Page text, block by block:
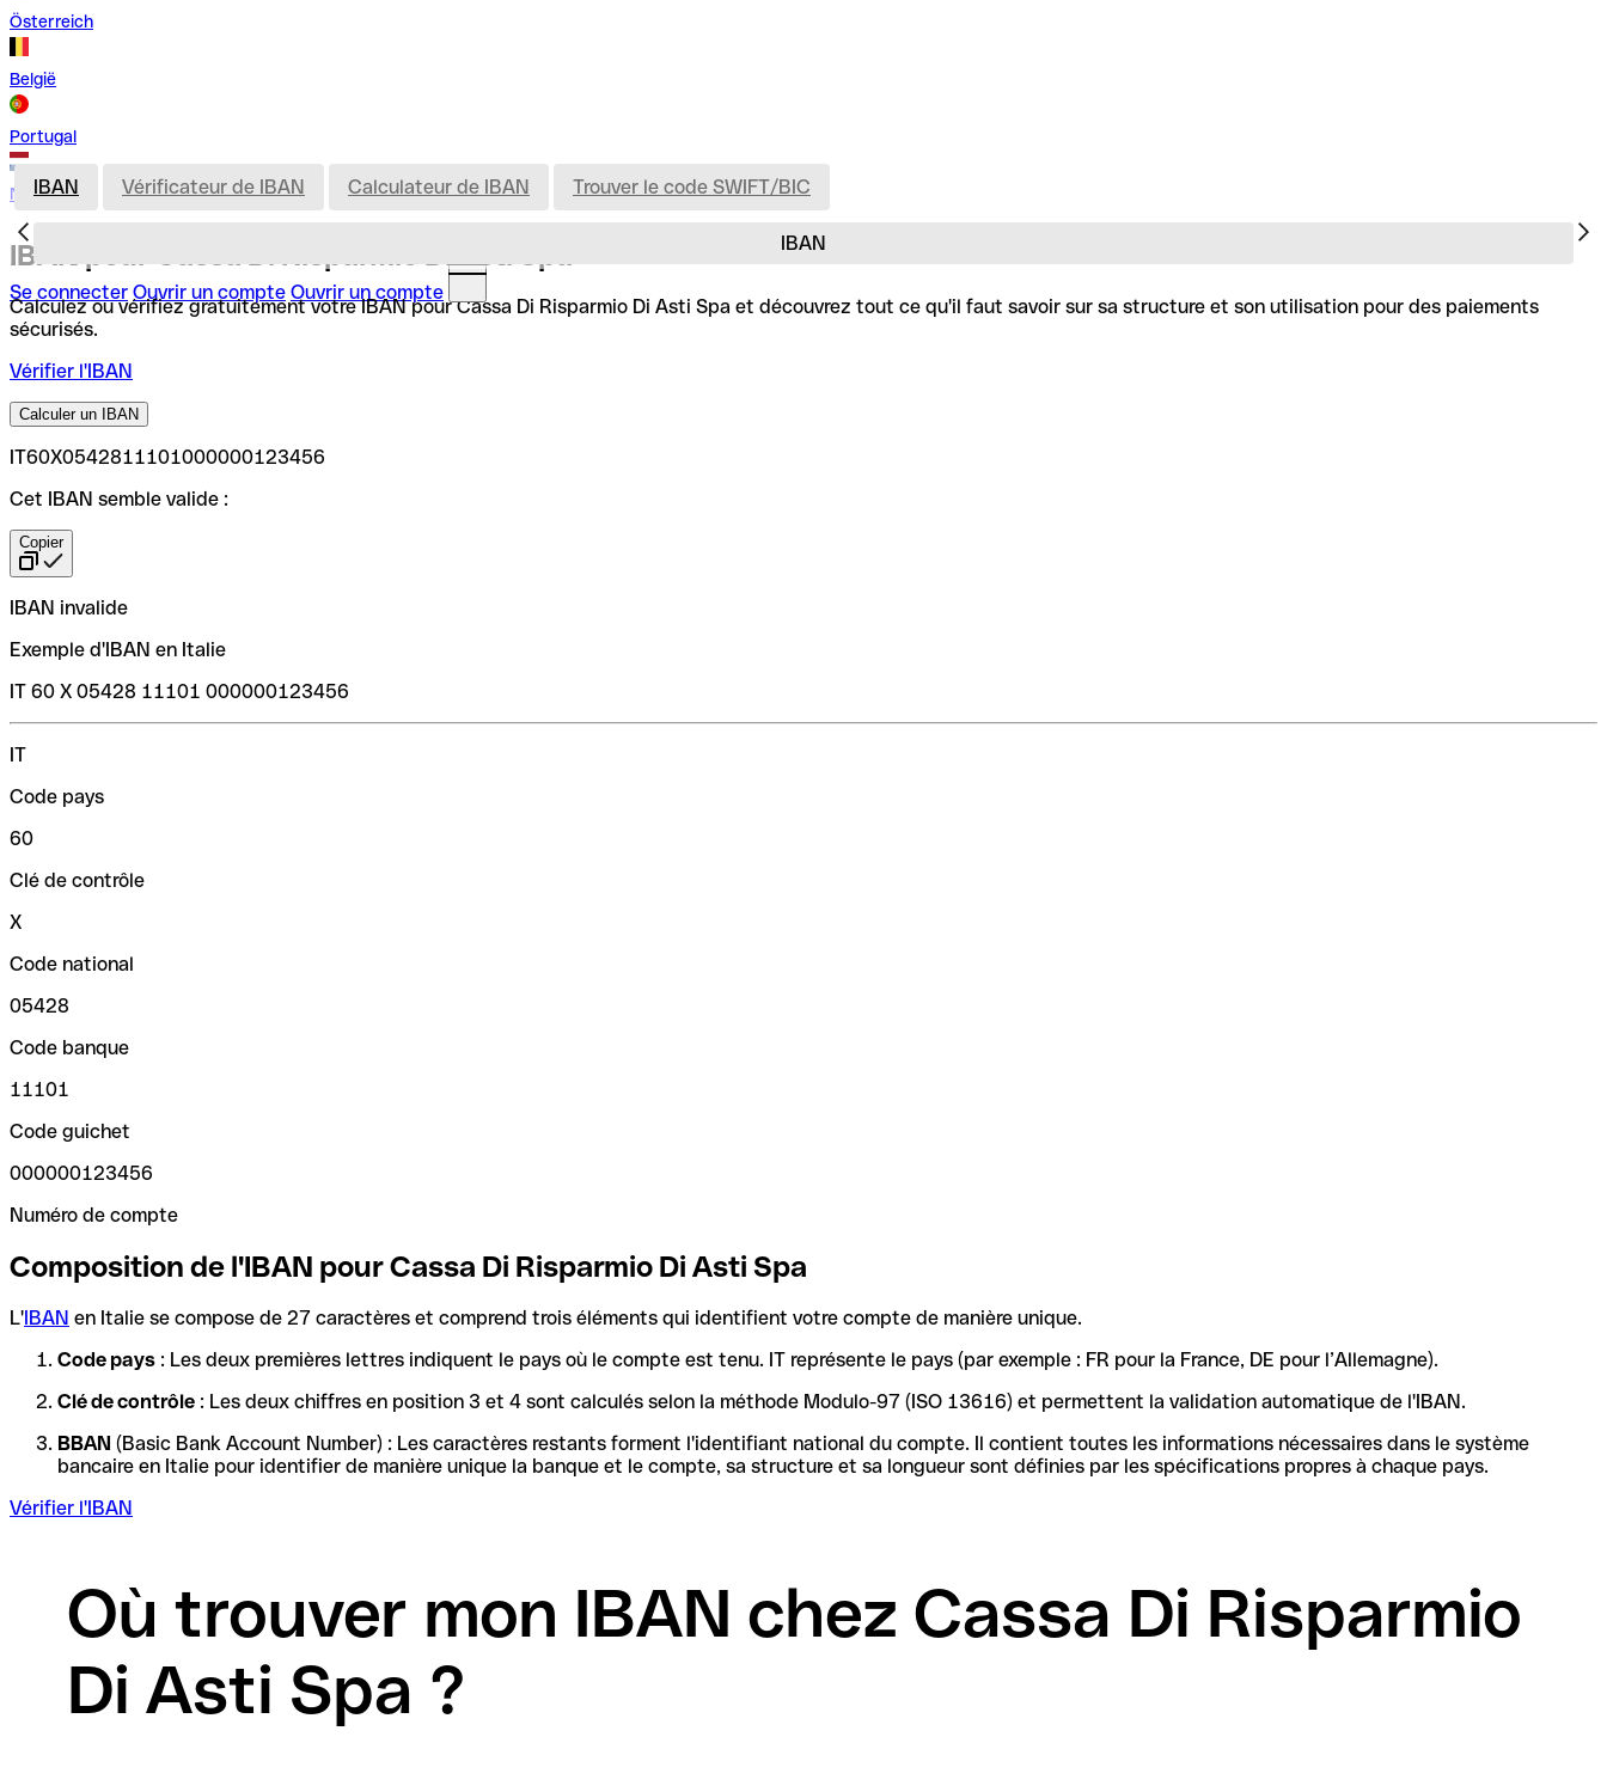
Österreich
België
Portugal
Nederland
Se connecter Ouvrir un compte Ouvrir un compte
IBAN
IBAN Vérificateur de IBAN Calculateur de IBAN Trouver le code SWIFT/BIC
IBAN pour Cassa Di Risparmio Di Asti Spa
Calculez ou vérifiez gratuitement votre IBAN pour Cassa Di Risparmio Di Asti Spa et découvrez tout ce qu'il faut savoir sur sa structure et son utilisation pour des paiements
sécurisés.
Vérifier l'IBAN
Calculer un IBAN
IT60X0542811101000000123456
Cet IBAN semble valide :
Copier
IBAN invalide
Exemple d'IBAN en Italie
IT 60 X 05428 11101 000000123456
IT
Code pays
60
Clé de contrôle
X
Code national
05428
Code banque
11101
Code guichet
000000123456
Numéro de compte
Composition de l'IBAN pour Cassa Di Risparmio Di Asti Spa
L'IBAN en Italie se compose de 27 caractères et comprend trois éléments qui identifient votre compte de manière unique.
Code pays : Les deux premières lettres indiquent le pays où le compte est tenu. IT représente le pays (par exemple : FR pour la France, DE pour l’Allemagne).
Clé de contrôle : Les deux chiffres en position 3 et 4 sont calculés selon la méthode Modulo-97 (ISO 13616) et permettent la validation automatique de l'IBAN.
BBAN (Basic Bank Account Number) : Les caractères restants forment l'identifiant national du compte. Il contient toutes les informations nécessaires dans le système
bancaire en Italie pour identifier de manière unique la banque et le compte, sa structure et sa longueur sont définies par les spécifications propres à chaque pays.
Vérifier l'IBAN
Où trouver mon IBAN chez Cassa Di Risparmio
Di Asti Spa ?